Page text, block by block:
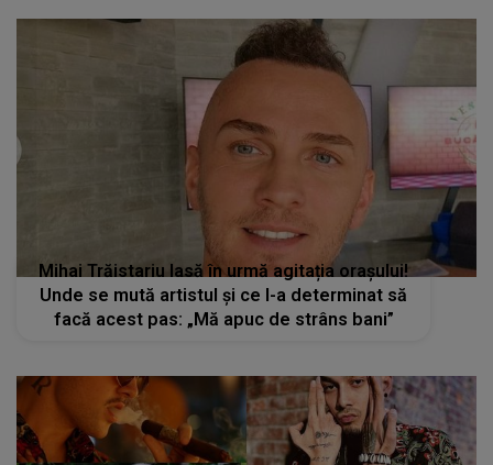
Mihai Trăistariu lasă în urmă agitația orașului!
Unde se mută artistul și ce l-a determinat să
facă acest pas: „Mă apuc de strâns bani”